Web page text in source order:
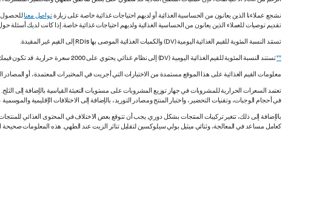
نشجع عملاءنا الذين يعانون من الحساسية الغذائية أو لديهم احتياجات غذائية خاصة على زيارةتواصل معناللحصول
تقديم توصيات للعملاء الذين يعانون من الحساسية الغذائية ولديهم احتياجات غذائية خاصة. إذا كانت لديك
تستند النسبة المئوية للقيم الغذائية اليومية (DV) والكميات الغذائية الموصى بها RDIs إلى القيم غير المقيدة.
**تستند النسبة المئوية للقيم الغذائية اليومية (DV) إلى نظام غذائي يحتوي على 2000 سعرة حرارية. قد تكون قيمك اليومية أعلى أو أقل اعتماداً على احتياجاتك من السعرات الحرارية.
معلومات القيم الغذائية على هذا الموقع مستمدة من الاختبارات التي أجريت في المختبرات المعتمدة، أو
تعتمد السعرات الحرارية للمشروبات في جهاز توزيع المشروبات على مستويات التعبئة القياسية بالإضافة إلى
في أحجام الوجبات، وتقنيات التحضير، واختبار المنتج ومصادر التوريد، بالإضافة إلى الاختلافات الإقليمية
بالإضافة إلى ذلك، تتغير تركيبات المنتجات بشكل دوري. يجب أن تتوقع بعض الاختلاف في المحتوى الغذائي
كعامل مساعد في المعالجة، وثنائي ميثيل بولي سيلوكسين لتقليل تناثر الزيت عند الطهي. هذه المعلومات صحيحة اعتباراً من مايو 2020،